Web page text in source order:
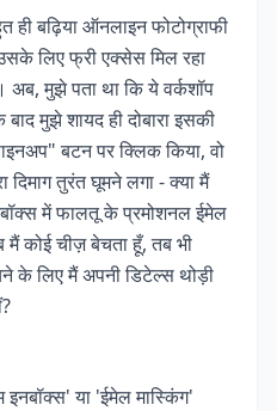
ही बढ़िया ऑनलाइन फोटोग्राफी
लिए फ्री एक्सेस मिल रहा
मुझे पता था कि ये वर्कशॉप
मुझे शायद ही दोबारा इसकी
बटन पर क्लिक किया, वो
दिमाग तुरंत घूमने लगा - क्या मैं
में फालतू के प्रमोशनल ईमेल
कोई चीज़ बेचता हूँ, तब भी
के लिए मैं अपनी डिटेल्स थोड़ी
इनबॉक्स' या 'ईमेल मास्किंग'